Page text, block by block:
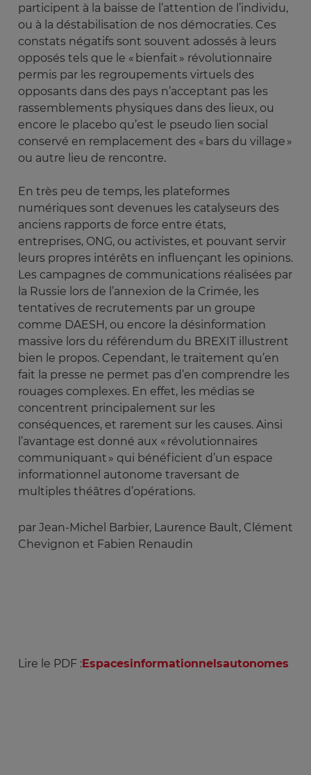
participent à la baisse de l’attention de l’individu,
ou à la déstabilisation de nos démocraties. Ces
constats négatifs sont souvent adossés à leurs
opposés tels que le « bienfait » révolutionnaire
permis par les regroupements virtuels des
opposants dans des pays n’acceptant pas les
rassemblements physiques dans des lieux, ou
encore le placebo qu’est le pseudo lien social
conservé en remplacement des « bars du village »
ou autre lieu de rencontre.
En très peu de temps, les plateformes
numériques sont devenues les catalyseurs des
anciens rapports de force entre états,
entreprises, ONG, ou activistes, et pouvant servir
leurs propres intérêts en influençant les opinions.
Les campagnes de communications réalisées par
la Russie lors de l’annexion de la Crimée, les
tentatives de recrutements par un groupe
comme DAESH, ou encore la désinformation
massive lors du référendum du BREXIT illustrent
bien le propos. Cependant, le traitement qu’en
fait la presse ne permet pas d’en comprendre les
rouages complexes. En effet, les médias se
concentrent principalement sur les
conséquences, et rarement sur les causes. Ainsi
l’avantage est donné aux « révolutionnaires
communiquant » qui bénéficient d’un espace
informationnel autonome traversant de
multiples théâtres d’opérations.
par Jean-Michel Barbier, Laurence Bault, Clément
Chevignon et Fabien Renaudin
Lire le PDF :Espacesinformationnelsautonomes